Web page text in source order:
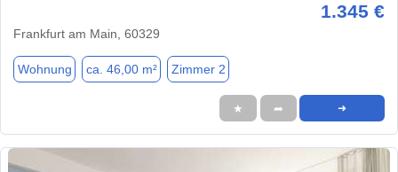
1.345 €
Frankfurt am Main, 60329
Wohnung ca. 46,00 m² Zimmer 2
★ ➦ ➜